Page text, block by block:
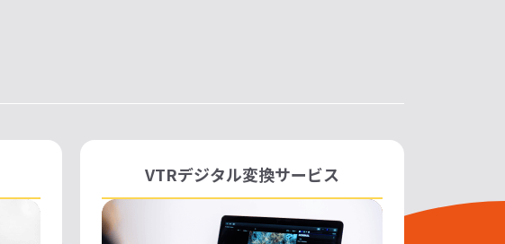
VTRデジタル変換サービス